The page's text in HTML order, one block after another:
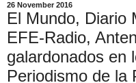
26 November 2016
El Mundo, Diario
EFE-Radio,
galardonados en
Periodismo de la